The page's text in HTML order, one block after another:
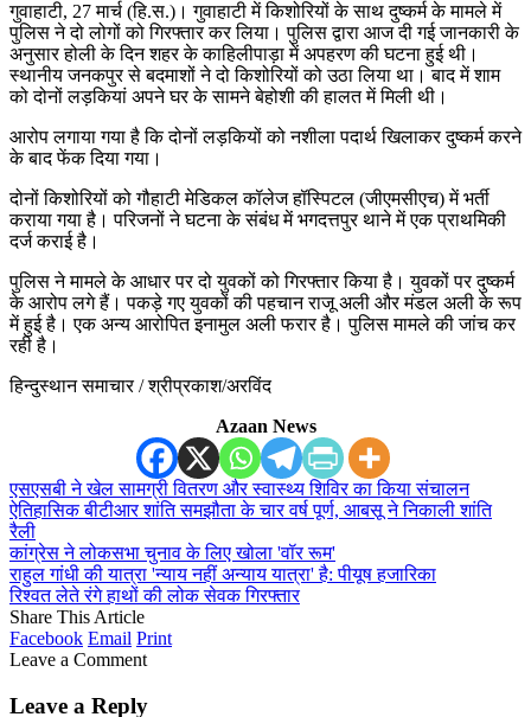
गुवाहाटी, 27 मार्च (हि.स.)। गुवाहाटी में किशोरियों के साथ दुष्कर्म के मामले में
पुलिस ने दो लोगों को गिरफ्तार कर लिया। पुलिस द्वारा आज दी गई जानकारी के
अनुसार होली के दिन शहर के काहिलीपाड़ा में अपहरण की घटना हुई थी।
स्थानीय जनकपुर से बदमाशों ने दो किशोरियों को उठा लिया था। बाद में शाम
को दोनों लड़कियां अपने घर के सामने बेहोशी की हालत में मिली थी।
आरोप लगाया गया है कि दोनों लड़कियों को नशीला पदार्थ खिलाकर दुष्कर्म करने
के बाद फेंक दिया गया।
दोनों किशोरियों को गौहाटी मेडिकल कॉलेज हॉस्पिटल (जीएमसीएच) में भर्ती
कराया गया है। परिजनों ने घटना के संबंध में भगदत्तपुर थाने में एक प्राथमिकी
दर्ज कराई है।
पुलिस ने मामले के आधार पर दो युवकों को गिरफ्तार किया है। युवकों पर दुष्कर्म
के आरोप लगे हैं। पकड़े गए युवकों की पहचान राजू अली और मंडल अली के रूप
में हुई है। एक अन्य आरोपित इनामुल अली फरार है। पुलिस मामले की जांच कर
रही है।
हिन्दुस्थान समाचार / श्रीप्रकाश/अरविंद
Azaan News
एसएसबी ने खेल सामग्री वितरण और स्वास्थ्य शिविर का किया संचालन
ऐतिहासिक बीटीआर शांति समझौता के चार वर्ष पूर्ण, आबसू ने निकाली शांति
रैली
कांग्रेस ने लोकसभा चुनाव के लिए खोला 'वॉर रूम'
राहुल गांधी की यात्रा 'न्याय नहीं अन्याय यात्रा' है: पीयूष हजारिका
रिश्वत लेते रंगे हाथों की लोक सेवक गिरफ्तार
Share This Article
Facebook Email Print
Leave a Comment
Leave a Reply